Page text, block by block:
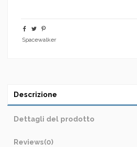
Spacewalker
Descrizione
Dettagli del prodotto
Reviews(0)